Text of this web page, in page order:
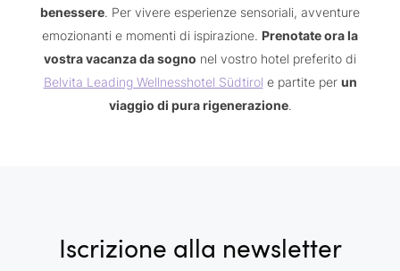
benessere. Per vivere esperienze sensoriali, avventure
emozionanti e momenti di ispirazione. Prenotate ora la
vostra vacanza da sogno nel vostro hotel preferito di
Belvita Leading Wellnesshotel Südtirol e partite per un
viaggio di pura rigenerazione.
Iscrizione alla newsletter